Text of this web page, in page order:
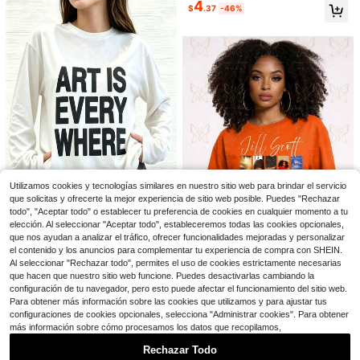
Local
Blusa casual de cuello redond
o de manga corta con flecos de me
zcla de lino para mujer, opciones de
varios colores
#3 Más vendidos
en Violeta Tops, blusas y camisetas de mujer
1.6k+ vendidos
(100+)
$14.99 -72%
Free Shipping
Ahorro de $5.75
Camiseta para mujer talla gra
nde Elemeno, diseño de maestra, es
RosyDaze
SHEIN Blusa casual y elegante de
uello alto, top de oficina con escote
en V y mangas murciélago de medi
a manga para el trabajo, blusa holg
ada con escote en V y media mang
a para uso diario/cita nocturna & br
unch, blusa blanca de verano
$ 4.97 -47%
33
Local NEW Camiseta gráfica Art Is E
verywhere, camiseta suave de cuel
lo redondo, ropa casual cómoda pa
ra verano, camiseta de algodón cas
ual para el día a día, camiseta unise
x con estampado de letras
$5.96 -85%
Free Shipping
as las estaciones, estilo retro vinta
oño, hogar, vuelta al colegio, festiv
al del oeste, cita dulce, vacacione
s, moda diaria
#2 Más vendidos
en Algodón Camisetas De Mujer
$4.37 -46%
Local NEW Camiseta Unisex con Po
rtada del Álbum de Jill Scott | Top
Corto Suelto y Cómodo
$14.90 -75%
Free Shipping
Utilizamos cookies y tecnologías similares en nuestro sitio web para brindar el servicio
que solicitas y ofrecerte la mejor experiencia de sitio web posible. Puedes "Rechazar
todo", "Aceptar todo" o establecer tu preferencia de cookies en cualquier momento a tu
elección. Al seleccionar "Aceptar todo", estableceremos todas las cookies opcionales,
que nos ayudan a analizar el tráfico, ofrecer funcionalidades mejoradas y personalizar
el contenido y los anuncios para complementar tu experiencia de compra con SHEIN.
Al seleccionar "Rechazar todo", permites el uso de cookies estrictamente necesarias
que hacen que nuestro sitio web funcione. Puedes desactivarlas cambiando la
configuración de tu navegador, pero esto puede afectar el funcionamiento del sitio web.
Para obtener más información sobre las cookies que utilizamos y para ajustar tus
configuraciones de cookies opcionales, selecciona "Administrar cookies". Para obtener
más información sobre cómo procesamos los datos que recopilamos,
Rechazar Todo